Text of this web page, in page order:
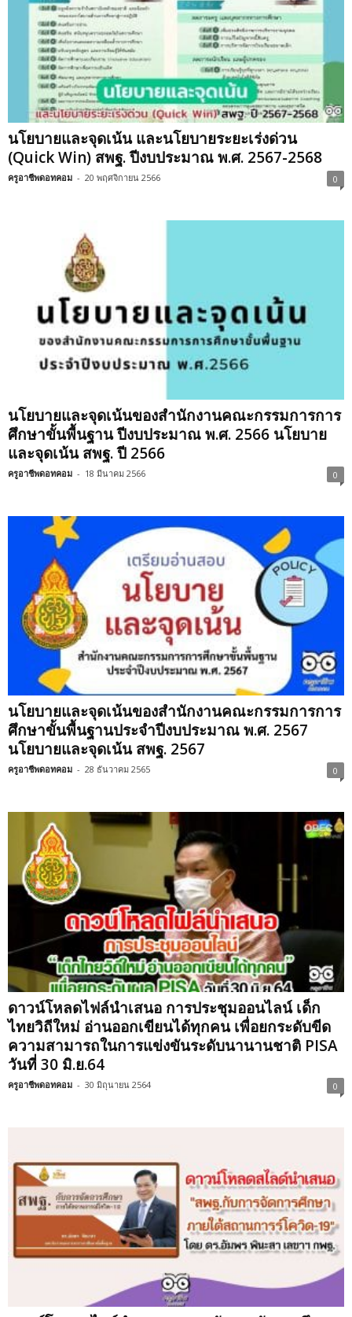
นโยบายและจุดเน้น และนโยบายระยะเร่งด่วน
(Quick Win) สพฐ. ปีงบประมาณ พ.ศ. 2567-2568
ครูอาชีพดอทคอม - 20 พฤศจิกายน 2566 0
นโยบายและจุดเน้นของสำนักงานคณะกรรมการการ
ศึกษาขั้นพื้นฐาน ปีงบประมาณ พ.ศ. 2566 นโยบาย
และจุดเน้น สพฐ. ปี 2566
ครูอาชีพดอทคอม - 18 มีนาคม 2566 0
นโยบายและจุดเน้นของสำนักงานคณะกรรมการการ
ศึกษาขั้นพื้นฐานประจำปีงบประมาณ พ.ศ. 2567
นโยบายและจุดเน้น สพฐ. 2567
ครูอาชีพดอทคอม - 28 ธันวาคม 2565 0
ดาวน์โหลดไฟล์นำเสนอ การประชุมออนไลน์ เด็ก
ไทยวิถีใหม่ อ่านออกเขียนได้ทุกคน เพื่อยกระดับขีด
ความสามารถในการแข่งขันระดับนานานชาติ PISA
วันที่ 30 มิ.ย.64
ครูอาชีพดอทคอม - 30 มิถุนายน 2564 0